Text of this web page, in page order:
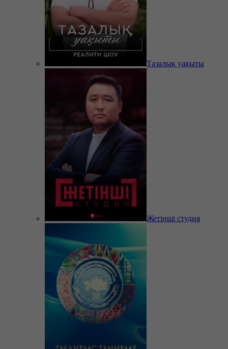
Тазалық уақыты
Жетінші студия